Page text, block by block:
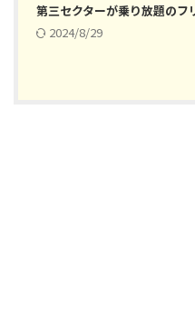
第三セクターが乗り放題のフ
2024/8/29